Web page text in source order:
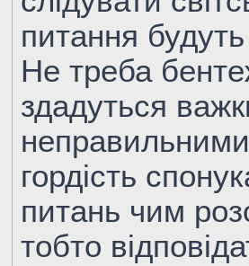
питання
Не треба
здадуться
гордість
питань чим
тобто